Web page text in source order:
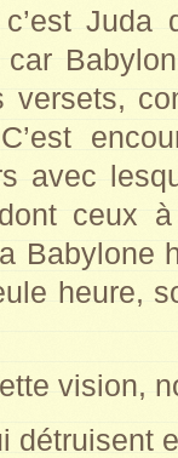
Juda
car
versets,
avec
ceux
Babylone
heure,
vision,
détruisent